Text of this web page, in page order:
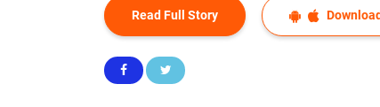
Read Full Story